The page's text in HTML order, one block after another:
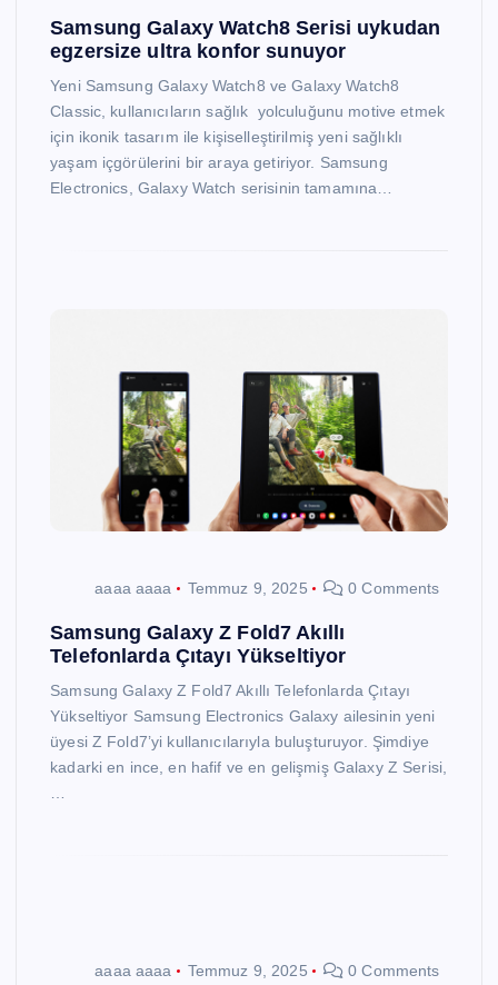
Samsung Galaxy Watch8 Serisi uykudan
egzersize ultra konfor sunuyor
Yeni Samsung Galaxy Watch8 ve Galaxy Watch8
Classic, kullanıcıların sağlık yolculuğunu motive etmek
için ikonik tasarım ile kişiselleştirilmiş yeni sağlıklı
yaşam içgörülerini bir araya getiriyor. Samsung
Electronics, Galaxy Watch serisinin tamamına…
aaaa aaaa Temmuz 9, 2025 0 Comments
Samsung Galaxy Z Fold7 Akıllı
Telefonlarda Çıtayı Yükseltiyor
Samsung Galaxy Z Fold7 Akıllı Telefonlarda Çıtayı
Yükseltiyor Samsung Electronics Galaxy ailesinin yeni
üyesi Z Fold7’yi kullanıcılarıyla buluşturuyor. Şimdiye
kadarki en ince, en hafif ve en gelişmiş Galaxy Z Serisi,
aaaa aaaa Temmuz 9, 2025 0 Comments